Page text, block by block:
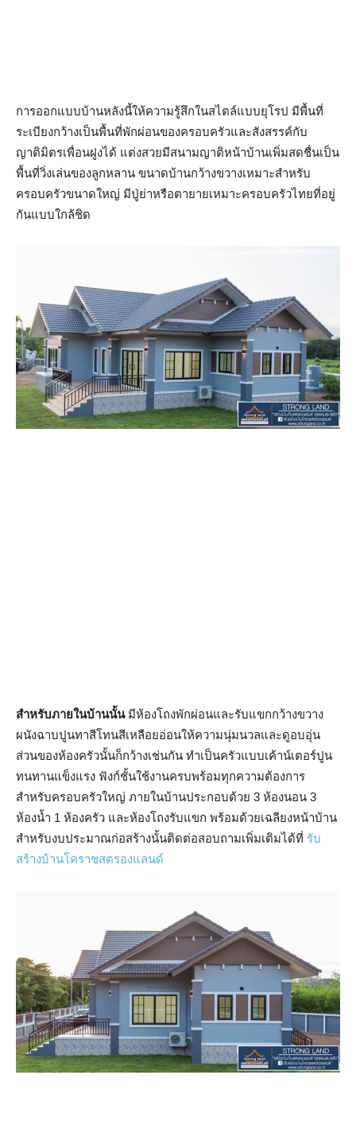
การออกแบบบ้านหลังนี้ให้ความรู้สึกในสไตล์แบบยุโรป มีพื้นที่
ระเบียงกว้างเป็นพื้นที่พักผ่อนของครอบครัวและสังสรรค์กับ
ญาติมิตรเพื่อนฝูงได้ แต่งสวยมีสนามญาติหน้าบ้านเพิ่มสดชื่นเป็น
พื้นที่วิ่งเล่นของลูกหลาน ขนาดบ้านกว้างขวางเหมาะสำหรับ
ครอบครัวขนาดใหญ่ มีปู่ย่าหรือตายายเหมาะครอบครัวไทยที่อยู่
กันแบบใกล้ชิด
สำหรับภายในบ้านนั้นมีห้องโถงพักผ่อนและรับแขกกว้างขวาง
ผนังฉาบปูนทาสีโทนสีเหลือยอ่อนให้ความนุ่มนวลและดูอบอุ่น
ส่วนของห้องครัวนั้นก็กว้างเช่นกัน ทำเป็นครัวแบบเค้าน์เตอร์ปูน
ทนทานแข็งแรง ฟังก์ชั้นใช้งานครบพร้อมทุกความต้องการ
สำหรับครอบครัวใหญ่ ภายในบ้านประกอบด้วย 3 ห้องนอน 3
ห้องน้ำ 1 ห้องครัว และห้องโถงรับแขก พร้อมด้วยเฉลียงหน้าบ้าน
สำหรับงบประมาณก่อสร้างนั้นติดต่อสอบถามเพิ่มเติมได้ที่ รับ
สร้างบ้านโคราชสตรองแลนด์